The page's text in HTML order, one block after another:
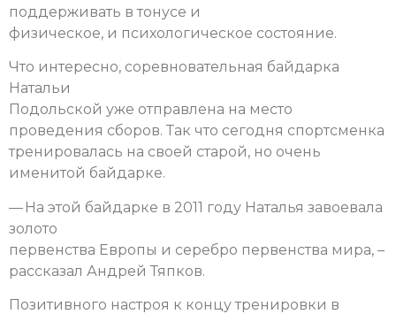
поддерживать в тонусе и
физическое, и психологическое состояние.
Что интересно, соревновательная байдарка
Натальи
Подольской уже отправлена на место
проведения сборов. Так что сегодня спортсменка
тренировалась на своей старой, но очень
именитой байдарке.
— На этой байдарке в 2011 году Наталья завоевала
золото
первенства Европы и серебро первенства мира, –
рассказал Андрей Тяпков.
Позитивного настроя к концу тренировки в